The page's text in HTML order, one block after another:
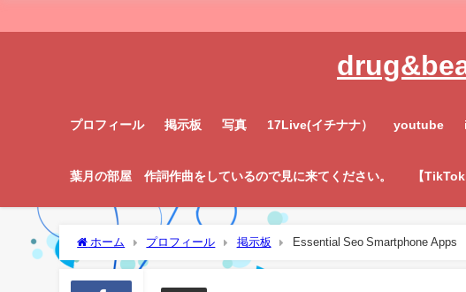
プロフィール 掲示板 写真 17Live(イチナナ） youtube
葉月の部屋 作詞作曲をしているので見に来てください。 【
ホーム プロフィール 掲示板 Essential Seo Smartphone Apps